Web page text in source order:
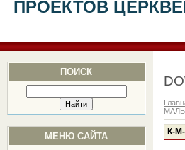
ПРОЕКТОВ
ПОИСК
МЕНЮ САЙТА К-